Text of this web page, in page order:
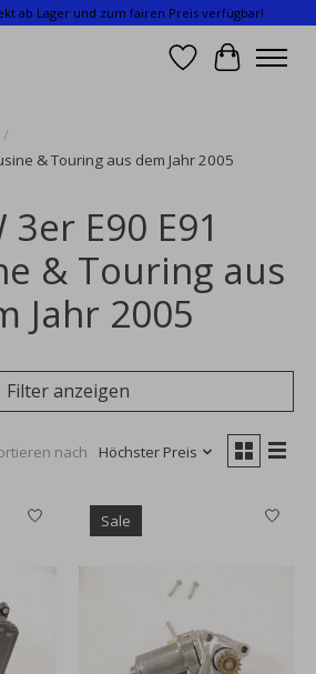
ab Lager und zum fairen Preis verfügbar!
Wunschzettel
Ihr
/
& Touring aus dem Jahr 2005
3er E90 E91
& Touring aus
Jahr 2005
Filter anzeigen
nach Höchster Preis
Sale